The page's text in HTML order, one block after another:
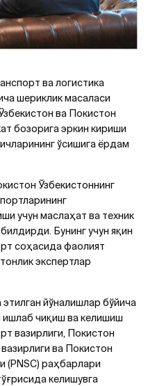
ва логистика
шериклик масаласи
ва Покистон
бозорига эркин кириши
ўсишига ёрдам
Ўзбекистоннинг
учун маслаҳат ва техник
Бунинг учун яқин
соҳасида фаолият
экспертлар
йўналишлар бўйича
ишлаб чиқиш ва келишиш
вазирлиги, Покистон
ва Покистон
(PNSC) раҳбарлари
келишувга